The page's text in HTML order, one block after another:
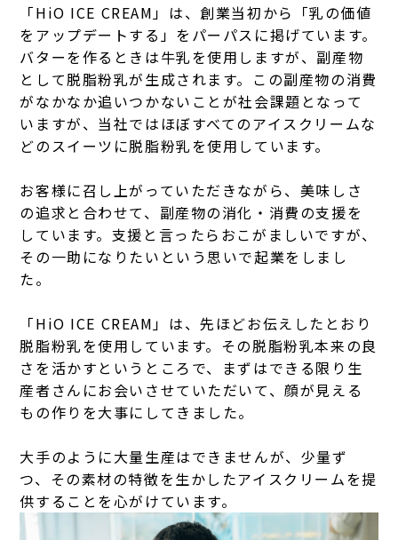
「HiO ICE CREAM」は、創業当初から「乳の価値
をアップデートする」をパーパスに掲げています。
バターを作るときは牛乳を使用しますが、副産物
として脱脂粉乳が生成されます。この副産物の消費
がなかなか追いつかないことが社会課題となって
いますが、当社ではほぼすべてのアイスクリームな
どのスイーツに脱脂粉乳を使用しています。
お客様に召し上がっていただきながら、美味しさ
の追求と合わせて、副産物の消化・消費の支援を
しています。支援と言ったらおこがましいですが、
その一助になりたいという思いで起業をしまし
た。
「HiO ICE CREAM」は、先ほどお伝えしたとおり
脱脂粉乳を使用しています。その脱脂粉乳本来の良
さを活かすというところで、まずはできる限り生
産者さんにお会いさせていただいて、顔が見える
もの作りを大事にしてきました。
大手のように大量生産はできませんが、少量ず
つ、その素材の特徴を生かしたアイスクリームを提
供することを心がけています。